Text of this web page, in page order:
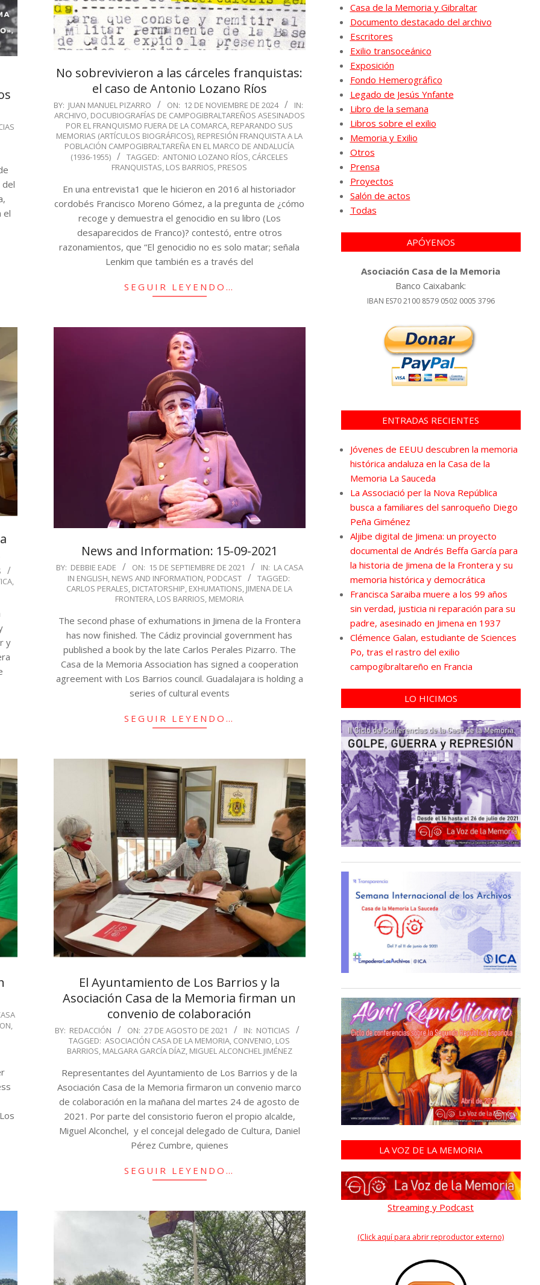
el
No sobrevivieron a las cárceles franquistas:
el caso de Antonio Lozano Ríos
2024-
11-
12
BY: JUAN MANUEL PIZARRO ON: 12 DE NOVIEMBRE DE 2024
IN:
ARCHIVO, DOCUBIOGRAFÍAS DE CAMPOGIBRALTAREÑOS ASESINADOS
POR EL FRANQUISMO FUERA DE LA COMARCA, REPARANDO SUS
MEMORIAS (ARTÍCULOS BIOGRÁFICOS), REPRESIÓN FRANQUISTA A LA
POBLACIÓN CAMPOGIBRALTAREÑA EN EL MARCO DE ANDALUCÍA
(1936-1955)
TAGGED: ANTONIO LOZANO RÍOS, CÁRCELES
FRANQUISTAS, LOS BARRIOS, PRESOS
En una entrevista1 que le hicieron en 2016 al historiador
cordobés Francisco Moreno Gómez, a la pregunta de ¿cómo
recoge y demuestra el genocidio en su libro (Los
desaparecidos de Franco)? contestó, entre otros
razonamientos, que “El genocidio no es solo matar; señala
Lenkim que también es a través del
SEGUIR LEYENDO…
,
y
News and Information: 15-09-2021
2021-
BY: DEBBIE EADE ON: 15 DE SEPTIEMBRE DE 2021 IN: LA CASA
IN ENGLISH, NEWS AND INFORMATION, PODCAST
TAGGED:
CARLOS PERALES, DICTATORSHIP, EXHUMATIONS, JIMENA DE LA
FRONTERA, LOS BARRIOS, MEMORIA
The second phase of exhumations in Jimena de la Frontera
has now finished. The Cádiz provincial government has
published a book by the late Carlos Perales Pizarro. The
Casa de la Memoria Association has signed a cooperation
agreement with Los Barrios council. Guadalajara is holding a
series of cultural events
SEGUIR LEYENDO…
,
El Ayuntamiento de Los Barrios y la
Asociación Casa de la Memoria firman un
convenio de colaboración
2021-
BY: REDACCIÓN ON: 27 DE AGOSTO DE 2021 IN: NOTICIAS
TAGGED: ASOCIACIÓN CASA DE LA MEMORIA, CONVENIO, LOS
BARRIOS, MALGARA GARCÍA DÍAZ, MIGUEL ALCONCHEL JIMÉNEZ
Representantes del Ayuntamiento de Los Barrios y de la
Asociación Casa de la Memoria firmaron un convenio marco
de colaboración en la mañana del martes 24 de agosto de
2021. Por parte del consistorio fueron el propio alcalde,
Miguel Alconchel, y el concejal delegado de Cultura, Daniel
Pérez Cumbre, quienes
SEGUIR LEYENDO…
Casa de la Memoria y Gibraltar
Documento destacado del archivo
Escritores
Exilio transoceánico
Exposición
Fondo Hemerográfico
Legado de Jesús Ynfante
Libro de la semana
Libros sobre el exilio
Memoria y Exilio
Otros
Prensa
Proyectos
Salón de actos
Todas
APÓYENOS
Asociación Casa de la Memoria
Banco Caixabank:
IBAN ES70 2100 8579 0502 0005 3796
ENTRADAS RECIENTES
Jóvenes de EEUU descubren la memoria
histórica andaluza en la Casa de la
Memoria La Sauceda
La Associació per la Nova República
busca a familiares del sanroqueño Diego
Peña Giménez
Aljibe digital de Jimena: un proyecto
documental de Andrés Beffa García para
la historia de Jimena de la Frontera y su
memoria histórica y democrática
Francisca Saraiba muere a los 99 años
sin verdad, justicia ni reparación para su
padre, asesinado en Jimena en 1937
Clémence Galan, estudiante de Sciences
Po, tras el rastro del exilio
campogibraltareño en Francia
LO HICIMOS
LA VOZ DE LA MEMORIA
Streaming y Podcast
(Click aquí para abrir reproductor externo)